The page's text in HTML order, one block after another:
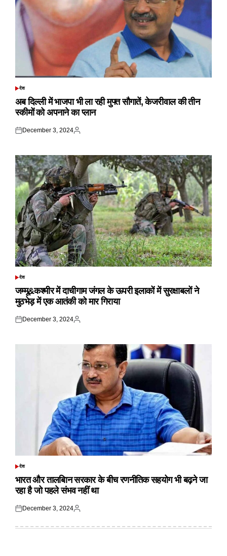
POSTED
देश
अब दिल्ली में भाजपा भी ला रही मुफ्त सौगातें, केजरीवाल की तीन
स्कीमों को अपनाने का प्लान
Posted
December 3, 2024
Posted
POSTED
देश
जम्मू&कश्मीर में दाचीगाम जंगल के ऊपरी इलाकों में सुरक्षाबलों ने
मुठभेड़ में एक आतंकी को मार गिराया
Posted
December 3, 2024
Posted
POSTED
देश
भारत और तालबिान सरकार के बीच रणनीतिक सहयोग भी बढ़ने जा
रहा है जो पहले संभव नहीं था
Posted
December 3, 2024
Posted